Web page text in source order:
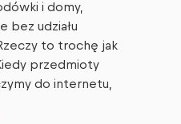
i domy,
bez udziału
to trochę jak
przedmioty
do internetu,